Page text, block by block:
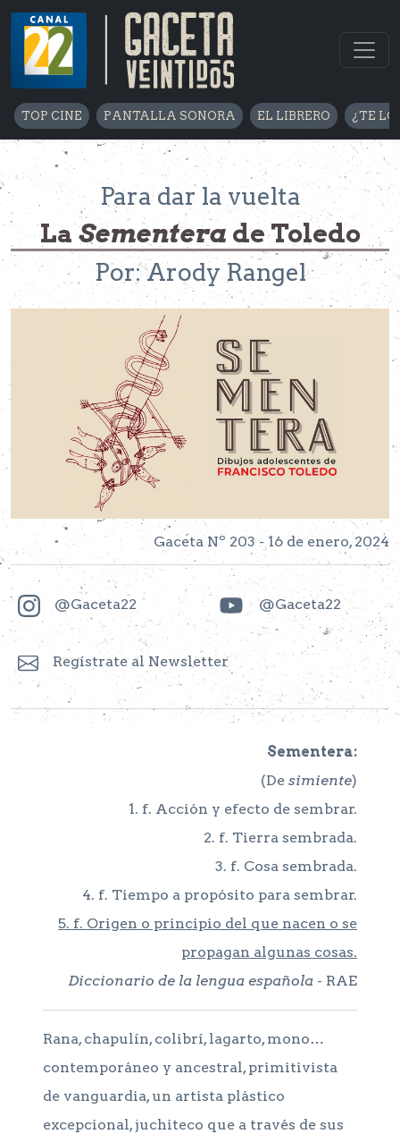
TOP CINE PANTALLA SONORA EL LIBRERO ¿TE LO
Para dar la vuelta
LaSementerade Toledo
Por: Arody Rangel
Gaceta Nº 203 - 16 de enero, 2024
@Gaceta22 @Gaceta22
Regístrate al Newsletter
Sementera:
(De simiente)
1. f. Acción y efecto de sembrar.
2. f. Tierra sembrada.
3. f. Cosa sembrada.
4. f. Tiempo a propósito para sembrar.
5. f. Origen o principio del que nacen o se
propagan algunas cosas.
Diccionario de la lengua española - RAE
Rana, chapulín, colibrí, lagarto, mono…
contemporáneo y ancestral, primitivista
de vanguardia, un artista plástico
excepcional, juchiteco que a través de sus